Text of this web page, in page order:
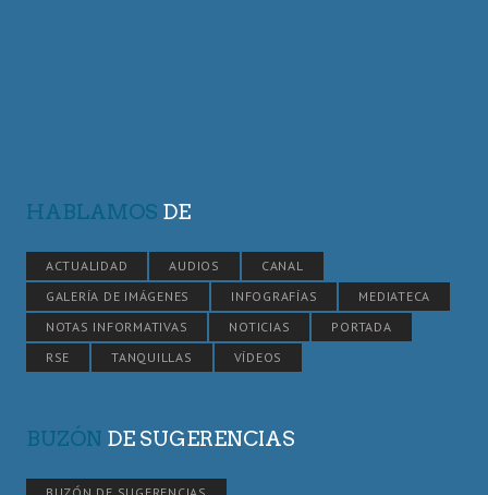
HABLAMOS DE
ACTUALIDAD AUDIOS
CANAL
GALERÍA DE IMÁGENES
INFOGRAFÍAS
MEDIATECA
NOTAS INFORMATIVAS
NOTICIAS
PORTADA
RSE
TANQUILLAS VÍDEOS
BUZÓN DE SUGERENCIAS